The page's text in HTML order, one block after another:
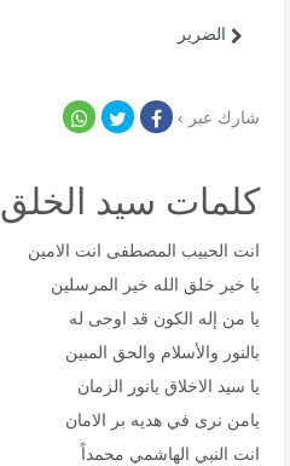
الضرير
شارك عبر ›
كلمات سيد الخلق
انت الحبيب المصطفى انت الامين
يا خير خلق الله خير المرسلين
يا من إله الكون قد اوحى له
بالنور والأسلام والحق المبين
يا سيد الاخلاق يانور الزمان
يامن نرى في هديه بر الامان
انت النبي الهاشمي محمداً